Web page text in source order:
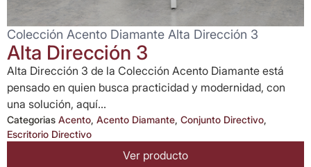
Colección Acento Diamante Alta Dirección 3
Alta Dirección 3
Alta Dirección 3 de la Colección Acento Diamante está
pensado en quien busca practicidad y modernidad, con
una solución, aquí...
Categorias Acento, Acento Diamante, Conjunto Directivo,
Escritorio Directivo
Ver producto